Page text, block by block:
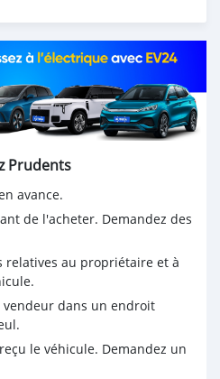
or everyday use, the
balance of practicality and
and efficiency with the
more and schedule your test
Prudents
avance.
de l'acheter. Demandez des
relatives au propriétaire et à
vendeur dans un endroit
le véhicule. Demandez un